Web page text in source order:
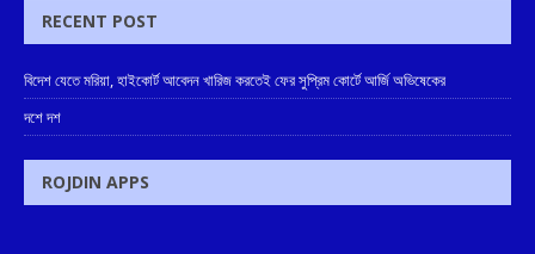
RECENT POST
বিদেশ যেতে মরিয়া, হাইকোর্ট আবেদন খারিজ করতেই ফের সুপ্রিম কোর্টে আর্জি অভিষেকের
দশে দশ
ROJDIN APPS